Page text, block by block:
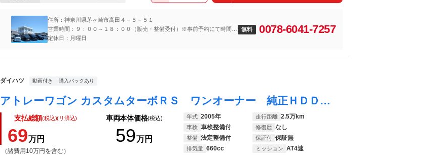
住所：神奈川県茅ヶ崎市高田４－５－５１
営業時間：９：００～１８：００（販売・整備受付）※事前予約にて時間外
対応も可能です
定休日：月曜日
無料 0078-6041-7257
ダイハツ 動画付き 購入パックあり
アトレーワゴン カスタムターボＲＳ ワンオーナー 純正ＨＤＤナビ 純正１３インチＡＷ ＨＩＤヘッドライト ＭＯＭＯステアリング ターボ 電動格納ミラー
支払総額(税込)(リ済込)
69万円
（諸費用10万円を含む）
車両本体価格(税込)
59万円
年式 2005年 走行距離 2.5万km
車検 車検整備付 修復歴 なし
整備 法定整備付 保証付 保証無
排気量 660cc ミッション AT4速